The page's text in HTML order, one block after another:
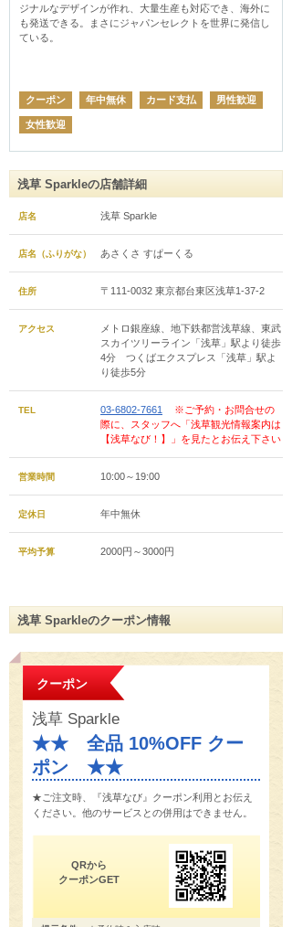
ジナルなデザインが作れ、大量生産も対応でき、海外に
も発送できる。まさにジャパンセレクトを世界に発信し
ている。
クーポン 年中無休 カード支払 男性歓迎
女性歓迎
浅草 Sparkleの店舗詳細
店名 浅草 Sparkle
店名（ふりがな） あさくさ すぱーくる
住所 〒111-0032 東京都台東区浅草1-37-2
アクセス
メトロ銀座線、地下鉄都営浅草線、東武
スカイツリーライン「浅草」駅より徒歩
4分 つくばエクスプレス「浅草」駅よ
り徒歩5分
TEL 03-6802-7661
※ご予約・お問合せの
際に、スタッフへ「浅草観光情報案内は
【浅草なび！】」を見たとお伝え下さい
営業時間 10:00～19:00
定休日 年中無休
平均予算 2000円～3000円
浅草 Sparkleのクーポン情報
クーポン
浅草 Sparkle
★★ 全品 10%OFF クー
ポン ★★
★ご注文時、『浅草なび』クーポン利用とお伝え
ください。他のサービスとの併用はできません。
QRから
クーポンGET